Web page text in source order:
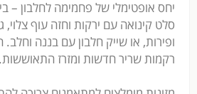
סלט קינואה עם ירקות וחזה עוף צלוי,
ופירות, או שייק חלבון עם בננה
רקמות שריר חדשות ומזרז התאוששות.